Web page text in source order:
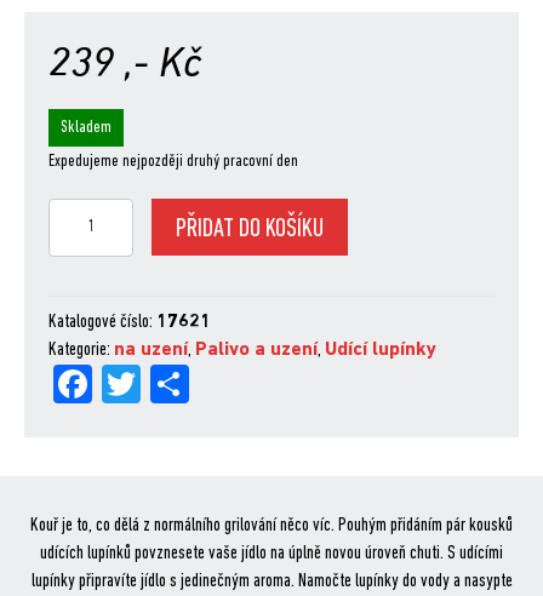
239 ,- Kč
Skladem
Expedujeme nejpozději druhý pracovní den
PŘIDAT DO KOŠÍKU
Katalogové číslo: 17621
Kategorie: na uzení, Palivo a uzení, Udící lupínky
Fa
Tw
Kouř je to, co dělá z normálního grilování něco víc. Pouhým přidáním pár kousků
udících lupínků povznesete vaše jídlo na úplně novou úroveň chuti. S udícími
lupínky připravíte jídlo s jedinečným aroma. Namočte lupínky do vody a nasypte